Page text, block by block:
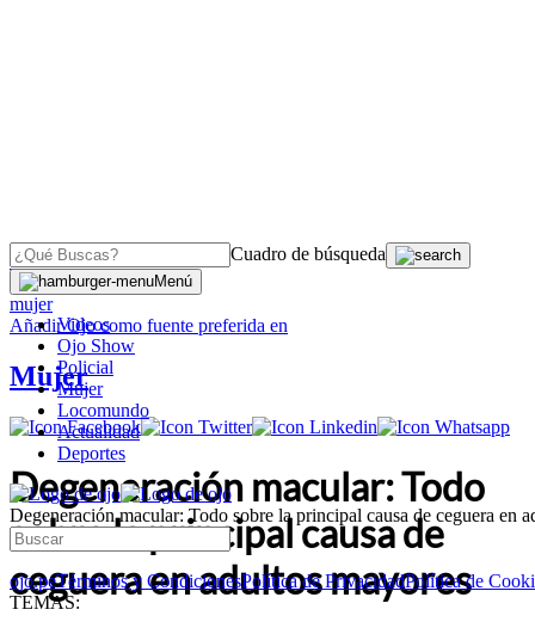
Cuadro de búsqueda
Menú
Videos
Ojo Show
Policial
Mujer
Locomundo
Actualidad
Deportes
Degeneración macular: Todo sobre la principal causa de ceguera en
ojo.peTérminos y CondicionesPolítica de PrivacidadPolítica de
TEMAS:
OJO
mujer
AñadirOjocomo fuente preferida en
Mujer
Degeneración macular: Todo
sobre la principal causa de
ceguera en adultos mayores